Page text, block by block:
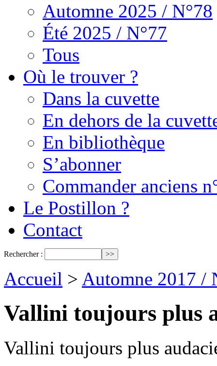
Automne 2025 / N°78
Été 2025 / N°77
Tous
Où le trouver ?
Dans la cuvette
En dehors de la
En bibliothèque
S’abonner
Commander anciens
Le Postillon ?
Contact
Rechercher :
Accueil > Automne 2017 /
Vallini toujours plus
Vallini toujours plus